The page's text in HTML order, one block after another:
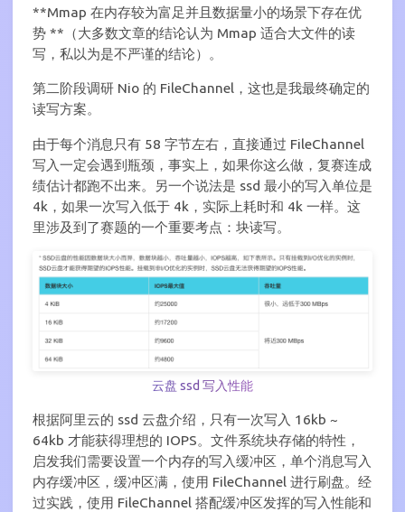
**Mmap 在内存较为富足并且数据量小的场景下存在优
势 **（大多数文章的结论认为 Mmap 适合大文件的读
写，私以为是不严谨的结论）。
第二阶段调研 Nio 的 FileChannel，这也是我最终确定的
读写方案。
由于每个消息只有 58 字节左右，直接通过 FileChannel
写入一定会遇到瓶颈，事实上，如果你这么做，复赛连成
绩估计都跑不出来。另一个说法是 ssd 最小的写入单位是
4k，如果一次写入低于 4k，实际上耗时和 4k 一样。这
里涉及到了赛题的一个重要考点：块读写。
云盘 ssd 写入性能
根据阿里云的 ssd 云盘介绍，只有一次写入 16kb ~
64kb 才能获得理想的 IOPS。文件系统块存储的特性，
启发我们需要设置一个内存的写入缓冲区，单个消息写入
内存缓冲区，缓冲区满，使用 FileChannel 进行刷盘。经
过实践，使用 FileChannel 搭配缓冲区发挥的写入性能和